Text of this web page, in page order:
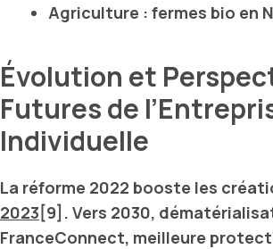
Agriculture : fermes bio en
Évolution et
Futures de
Individuelle
La réforme 2022 booste les
2023 [9]. Vers 2030,
FranceConnect, meilleure